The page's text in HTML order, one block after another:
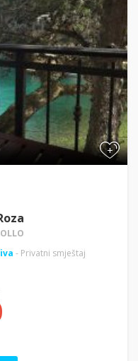
+
- Privatni smještaj